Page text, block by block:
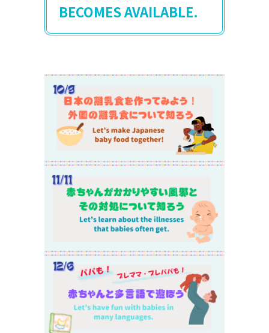
BECOMES AVAILABLE.